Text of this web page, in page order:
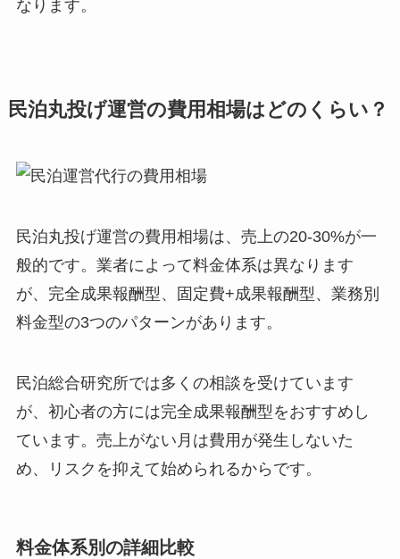
なります。
民泊丸投げ運営の費用相場はどのくらい？
民泊丸投げ運営の費用相場は、売上の20-30%が一
般的です。業者によって料金体系は異なります
が、完全成果報酬型、固定費+成果報酬型、業務別
料金型の3つのパターンがあります。
民泊総合研究所では多くの相談を受けています
が、初心者の方には完全成果報酬型をおすすめし
ています。売上がない月は費用が発生しないた
め、リスクを抑えて始められるからです。
料金体系別の詳細比較